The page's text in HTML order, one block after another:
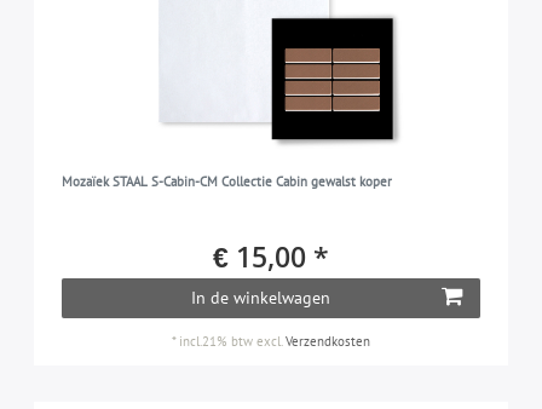
Mozaïek STAAL S-Cabin-CM Collectie Cabin gewalst koper
€ 15,00 *
In de winkelwagen
* incl.21% btw excl.Verzendkosten